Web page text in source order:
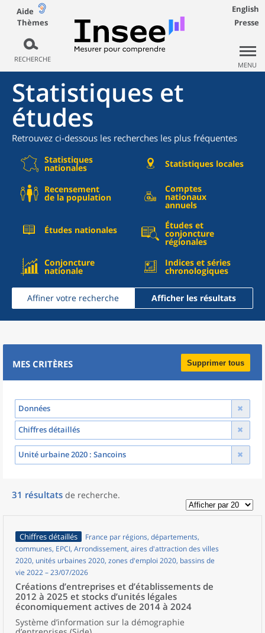
Aide
Thèmes
RECHERCHE
English
Presse
MENU
Statistiques et
études
Retrouvez ci-dessous les recherches les plus fréquentes
Statistiques
nationales Statistiques locales
Recensement
de la population
Comptes
nationaux
annuels
Études nationales Études et
conjoncture
régionales
Conjoncture
nationale
Indices et séries
chronologiques
Affiner votre recherche Afficher les résultats
MES CRITÈRES Supprimer tous
Données
Chiffres détaillés
Unité urbaine 2020 : Sancoins
31 résultats de recherche.
Chiffres détaillés
France par régions, départements,
communes, EPCI, Arrondissement, aires d'attraction des villes
2020, unités urbaines 2020, zones d'emploi 2020, bassins de
vie 2022 – 23/07/2026
Créations d’entreprises et d’établissements de
2012 à 2025 et stocks d’unités légales
économiquement actives de 2014 à 2024
Système d’information sur la démographie